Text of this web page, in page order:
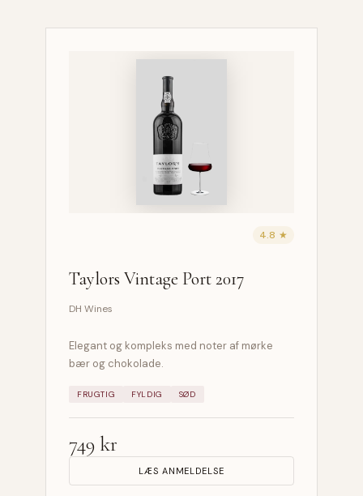
4.8 ★
Taylors Vintage Port 2017
DH Wines
Elegant og kompleks med noter af mørke
bær og chokolade.
FRUGTIG FYLDIG SØD
749 kr
LÆS ANMELDELSE